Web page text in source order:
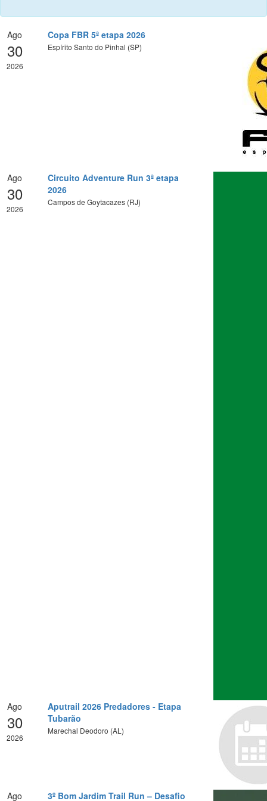
Ago
30
2026
Copa FBR 5ª etapa 2026
Espírito Santo do Pinhal (SP)
Ago
30
2026
Circuito Adventure Run 3ª etapa
2026
Campos de Goytacazes (RJ)
Ago
30
2026
Aputrail 2026 Predadores - Etapa
Tubarão
Marechal Deodoro (AL)
Ago 3º Bom Jardim Trail Run – Desafio